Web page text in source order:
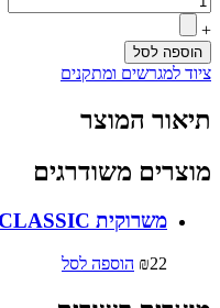
+
הוספה לסל
ציוד למגרשים ומתקנים
תיאור המוצר
מוצרים משודרגים
משרוקית CLASSIC עם רצועת חזה SELECT
₪22 הוספה לסל